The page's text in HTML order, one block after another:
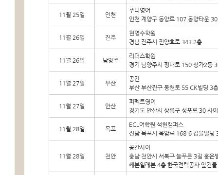
11월 25일 인천
주디영어
인천 계양구 동양로 107 동양타운
11월 26일 진주
현영수학원
경남 진주시 진양호로 343 2층
11월 26일 남양주
리더스학원
경기 남양주시 평내로 150 상가2동
11월 27일 부산
공간
부산 부산진구 동천로 55 CK빌딩 3층
11월 27일 안산
퍼펙트영어
경기도 안산시 상록구 성포로 30 사
11월 28일 목포
ECL어학원 석현캠퍼스
전남 목포시 옥암로 168-6 갑을빌딩
11월 28일 천안
공간사이
충남 천안시 서북구 늘푸른 3길 홍은
쎄븐일레븐 4층 한국전력공사 앞건물